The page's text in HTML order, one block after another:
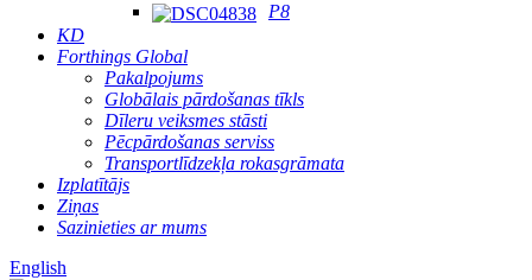
P8
KD
Forthings Global
Pakalpojums
Globālais pārdošanas tīkls
Dīleru veiksmes stāsti
Pēcpārdošanas serviss
Transportlīdzekļa rokasgrāmata
Izplatītājs
Ziņas
Sazinieties ar mums
English